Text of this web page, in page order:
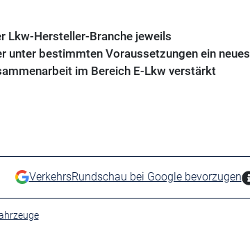
Lkw-Hersteller-Branche jeweils
unter bestimmten Voraussetzungen ein neues
im Bereich E-Lkw verstärkt
VerkehrsRundschau bei Google bevorzugen